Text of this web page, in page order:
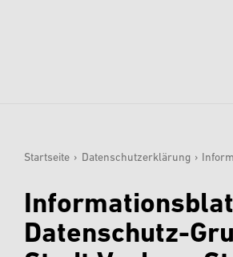
Sie sind hier:
Startseite › Datenschutzerklärung ›
Datenschutz-